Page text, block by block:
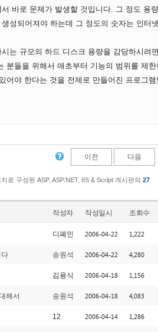
바로 문제가 발생할 것입니다. 그 정도
성되어져야 하는데 그 정도의 숫자는 인
는 규모의 하드 디스크 용량을 감당하시
분들을 위해서 애초부터 기능의 범위를 제
어야 한다는 것을 전제로 만들어진 프로그
이전 다음
로 구성된 ASP, ASP.NET, IIS & Script 게시판의 27
작성자 작성일시 조회수
디폐인 2006-04-22 1,222
송원석 2006-04-22 4,280
김용식 2006-04-18 1,156
해서 송원석 2006-04-18 4,083
12 2006-04-14 1,286